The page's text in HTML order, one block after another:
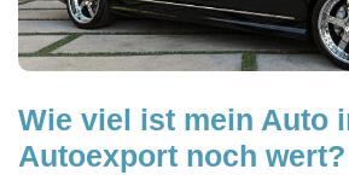
Wie viel ist mein Auto
Autoexport noch wert?